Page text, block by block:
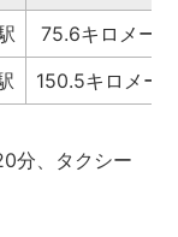
75.6キロメー
150.5キロメー
分、タクシー